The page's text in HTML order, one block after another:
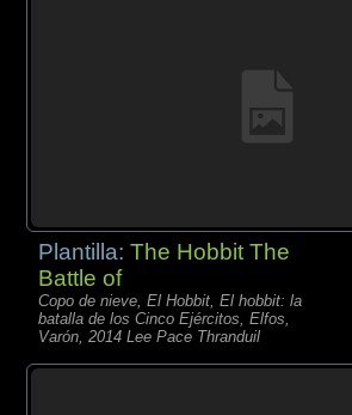
Plantilla:The Hobbit The
Battle of
Copo de nieve, El Hobbit, El hobbit: la
batalla de los Cinco Ejércitos, Elfos,
Varón, 2014 Lee Pace Thranduil